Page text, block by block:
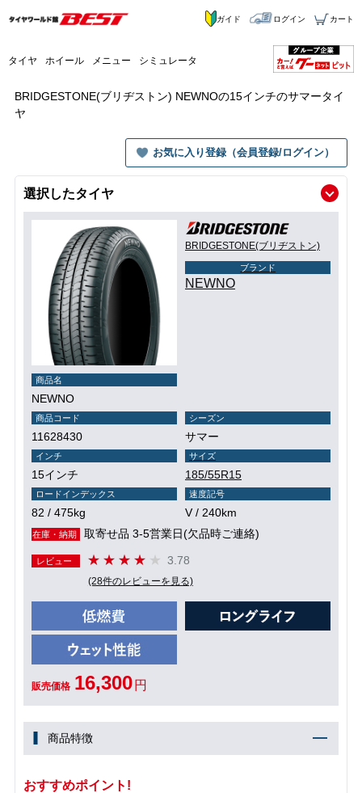
タイヤ ホイール メニュー シミュレータ
ガイド ログイン カート
BRIDGESTONE(ブリヂストン) NEWNOの15インチのサマータイ
ヤ
お気に入り登録（会員登録/ログイン）
選択したタイヤ
BRIDGESTONE(ブリヂストン)
ブランド
NEWNO
商品名
NEWNO
商品コード
11628430
シーズン
サマー
インチ
15インチ
サイズ
185/55R15
ロードインデックス
82 / 475kg
速度記号
V / 240km
在庫・納期 取寄せ品 3-5営業日(欠品時ご連絡)
レビュー 3.78
(28件のレビューを見る)
販売価格 16,300 円
商品特徴
おすすめポイント!